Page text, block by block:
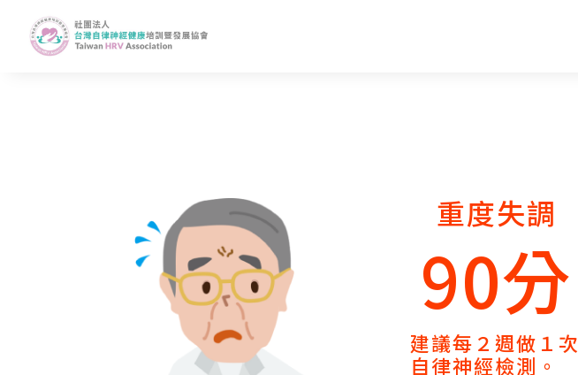
重度失調
90分
建議每２週做１次
自律神經檢測。